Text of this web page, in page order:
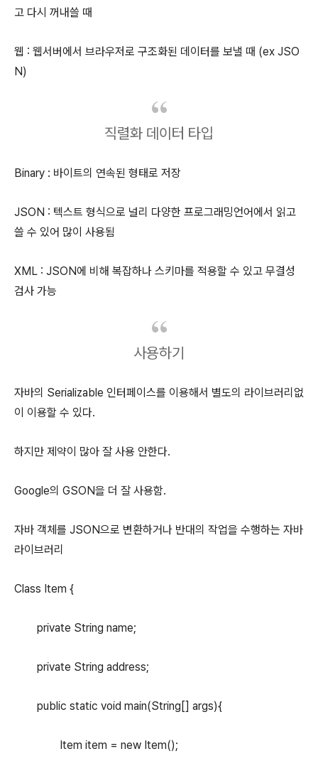
고 다시 꺼내쓸 때
웹 : 웹서버에서 브라우저로 구조화된 데이터를 보낼 때 (ex JSO
N)
직렬화 데이터 타입
Binary : 바이트의 연속된 형태로 저장
JSON : 텍스트 형식으로 널리 다양한 프로그래밍언어에서 읽고
쓸 수 있어 많이 사용됨
XML : JSON에 비해 복잡하나 스키마를 적용할 수 있고 무결성
검사 가능
사용하기
자바의 Serializable 인터페이스를 이용해서 별도의 라이브러리없
이 이용할 수 있다.
하지만 제약이 많아 잘 사용 안한다.
Google의 GSON을 더 잘 사용함.
자바 객체를 JSON으로 변환하거나 반대의 작업을 수행하는 자바
라이브러리
Class Item {
private String name;
private String address;
public static void main(String[] args){
Item item = new Item();